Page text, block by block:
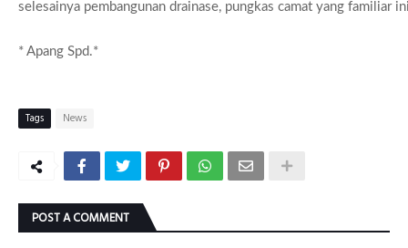
selesainya pembangunan drainase, pungkas camat yang familiar
* Apang Spd.*
Tags News
POST A COMMENT